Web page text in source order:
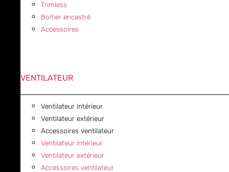
Trimless
Boitier encastré
Accessoires
VENTILATEUR
Ventilateur intérieur
Ventilateur extérieur
Accessoires ventilateur
Ventilateur intérieur
Ventilateur extérieur
Accessoires ventilateur